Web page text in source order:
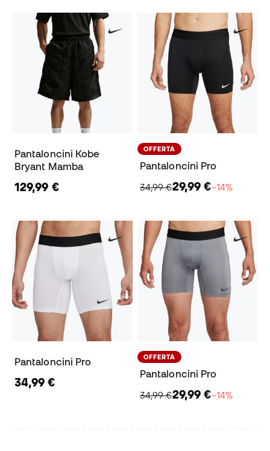
Pantaloncini Kobe
Bryant Mamba
129,99 €
OFFERTA
Pantaloncini Pro
34,99 €29,99 €−14%
Pantaloncini Pro
34,99 €
OFFERTA
Pantaloncini Pro
34,99 €29,99 €−14%